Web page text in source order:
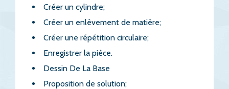
Créer un cylindre;
Créer un enlèvement de matière;
Créer une répétition circulaire;
Enregistrer la pièce.
Dessin De La Base
Proposition de solution;